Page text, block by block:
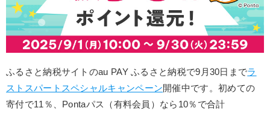
ふるさと納税サイトのau PAY ふるさと納税で9月30日までラ
ストスパートスペシャルキャンペーン開催中です。初めての
寄付で11％、Pontaパス（有料会員）なら10％で合計